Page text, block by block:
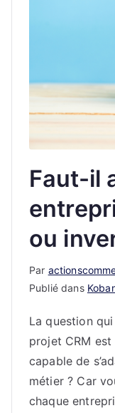
Faut-il
ou
Par
Publié dans
La question
projet CRM
capable de
métier ? Car
chaque